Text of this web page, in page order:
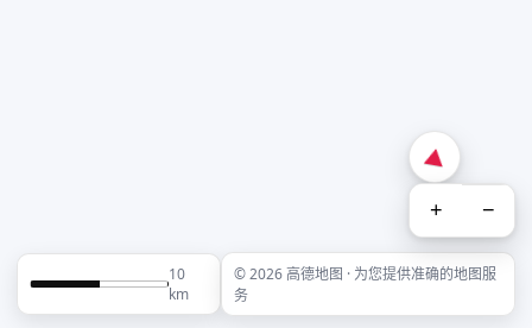
+ −
10
km
© 2026 高德地图 · 为您提供准确的地图服
务